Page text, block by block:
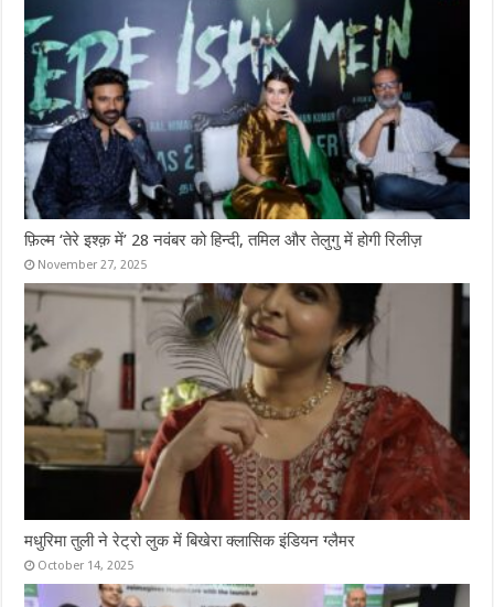
k
p
फ़िल्म ‘तेरे इश्क़ में’ 28 नवंबर को हिन्दी, तमिल और तेलुगु में होगी रिलीज़
November 27, 2025
मधुरिमा तुली ने रेट्रो लुक में बिखेरा क्लासिक इंडियन ग्लैमर
October 14, 2025